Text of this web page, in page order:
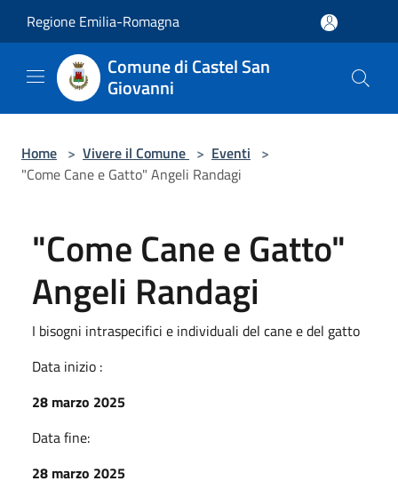
Regione Emilia-Romagna
Comune di Castel San
Giovanni
Home > Vivere il Comune > Eventi >
"Come Cane e Gatto" Angeli Randagi
"Come Cane e Gatto"
Angeli Randagi
I bisogni intraspecifici e individuali del cane e del gatto
Data inizio :
28 marzo 2025
Data fine:
28 marzo 2025